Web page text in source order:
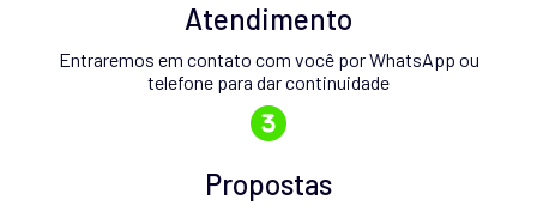
Atendimento
Entraremos em contato com você por WhatsApp ou
telefone para dar continuidade
Propostas